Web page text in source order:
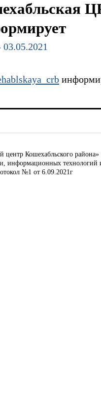
03.05.2021
Кошехабльского района»
информационных
№1 от 6.09.2021г